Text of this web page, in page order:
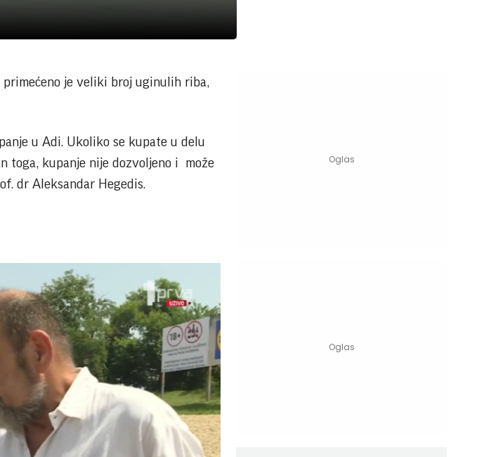
je veliki broj uginulih riba,
u Adi. Ukoliko se kupate u delu
toga, kupanje nije dozvoljeno i može
dr Aleksandar Hegedis.